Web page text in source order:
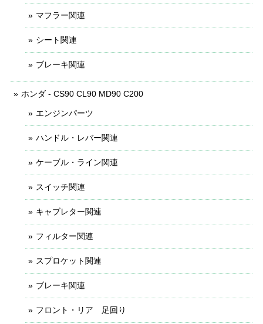
マフラー関連
シート関連
ブレーキ関連
ホンダ - CS90 CL90 MD90 C200
エンジンパーツ
ハンドル・レバー関連
ケーブル・ライン関連
スイッチ関連
キャブレター関連
フィルター関連
スプロケット関連
ブレーキ関連
フロント・リア 足回り